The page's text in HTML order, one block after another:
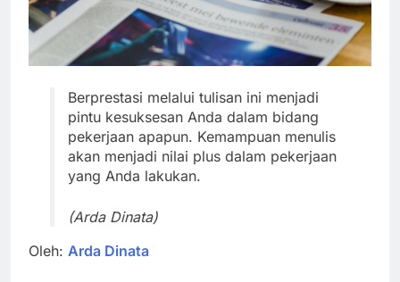
Berprestasi melalui tulisan ini menjadi
pintu kesuksesan Anda dalam bidang
pekerjaan apapun. Kemampuan menulis
akan menjadi nilai plus dalam pekerjaan
yang Anda lakukan.
(Arda Dinata)
Oleh: Arda Dinata